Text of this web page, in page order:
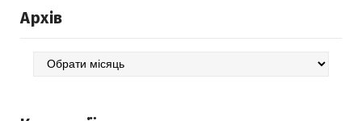
Архів
Архів